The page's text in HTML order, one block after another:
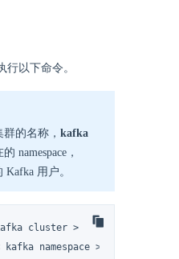
行以下命令。
的名称， kafka
namespace，
用户。